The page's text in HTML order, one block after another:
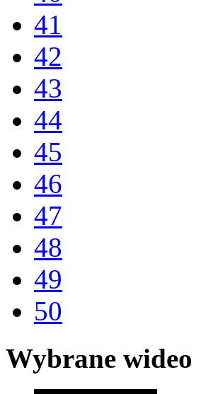
41
42
43
44
45
46
47
48
49
50
Wybrane wideo